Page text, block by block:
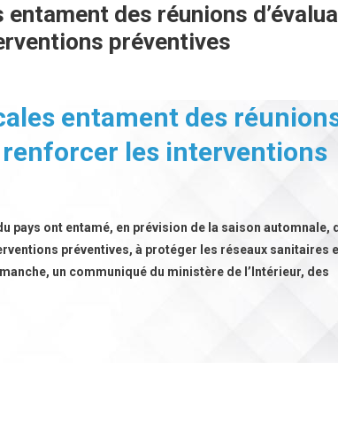
des réunions
préventives
entament des
les interventions
pays ont entamé, en prévision de la saison automnale,
préventives, à protéger les réseaux sanitaires
un communiqué du ministère de l’Intérieur, des